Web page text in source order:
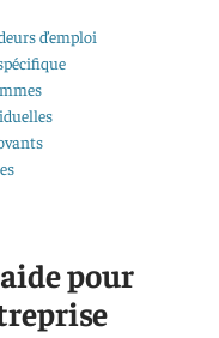
d’emploi
pour